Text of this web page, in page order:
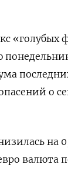
«голубых
о
на
валюта